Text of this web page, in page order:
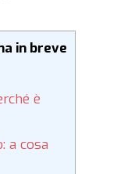
in breve
è
a cosa